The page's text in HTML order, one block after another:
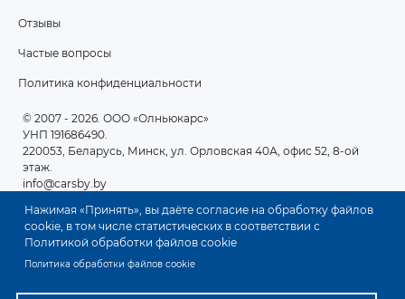
Нажимая «Принять», вы даёте согласие на обработку файлов
cookie, в том числе статистических в соответствии с
Политикой обработки файлов cookie
Политика обработки файлов cookie
Отзывы
Частые вопросы
Политика конфиденциальности
© 2007 - 2026 . ООО «Олньюкарс»
УНП 191686490.
220053, Беларусь, Минск, ул. Орловская 40А, офис 52, 8-ой
этаж.
info@carsby.by